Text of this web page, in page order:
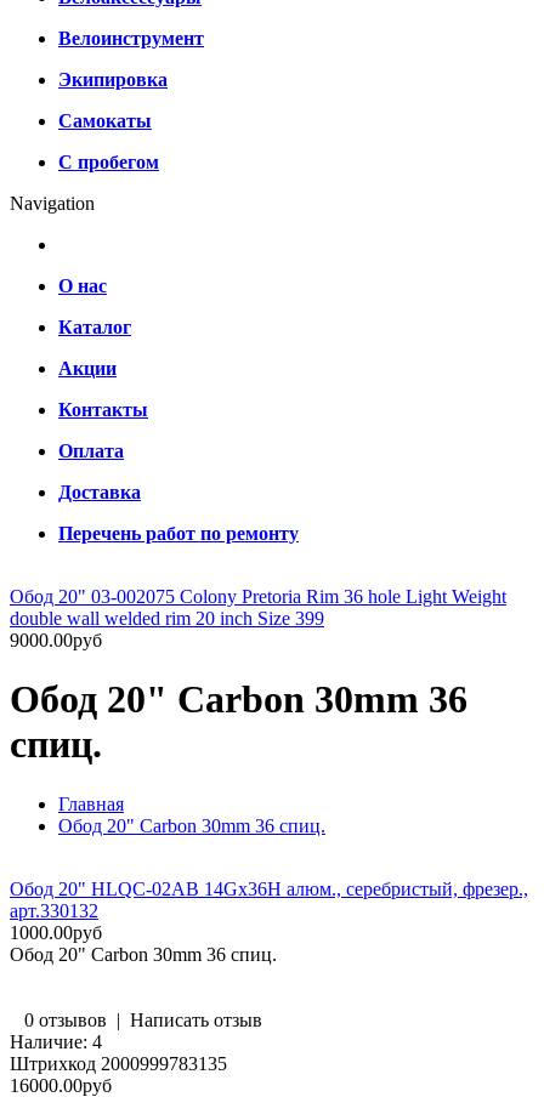
Велоинструмент
Экипировка
Самокаты
С пробегом
Navigation
О нас
Каталог
Акции
Контакты
Оплата
Доставка
Перечень работ по ремонту
Обод 20" 03-002075 Colony Pretoria Rim 36 hole Light Weight
double wall welded rim 20 inch Size 399
9000.00руб
Обод 20" Carbon 30mm 36
спиц.
Главная
Обод 20" Carbon 30mm 36 спиц.
Обод 20" HLQC-02AB 14Gx36H алюм., серебристый, фрезер.,
арт.330132
1000.00руб
Обод 20" Carbon 30mm 36 спиц.
0 отзывов | Написать отзыв
Наличие: 4
Штрихкод 2000999783135
16000.00руб